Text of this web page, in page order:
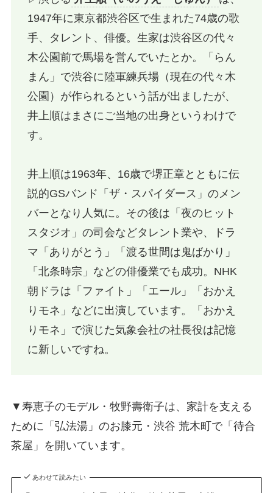
1947年に東京都渋谷区で生まれた74歳の歌
手、タレント、俳優。生家は渋谷区の代々
木公園前で馬場を営んでいたとか。「らん
まん」で渋谷に陸軍練兵場（現在の代々木
公園）が作られるという話が出ましたが、
井上順はまさにご当地の出身というわけで
す。
井上順は1963年、16歳で堺正章とともに伝
説的GSバンド「ザ・スパイダース」のメン
バーとなり人気に。その後は「夜のヒット
スタジオ」の司会などタレント業や、ドラ
マ「ありがとう」「渡る世間は鬼ばかり」
「北条時宗」などの俳優業でも成功。NHK
朝ドラは「ファイト」「エール」「おかえ
りモネ」などに出演しています。「おかえ
りモネ」で演じた気象会社の社長役は記憶
に新しいですね。
▼寿恵子のモデル・牧野壽衛子は、家計を支える
ために「弘法湯」のお膝元・渋谷 荒木町で「待合
茶屋」を開いています。
あわせて読みたい